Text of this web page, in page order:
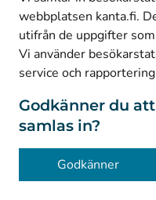
webbplatsen kanta.fi.
utifrån de uppgifter
Vi använder
service och
Godkänner du
samlas in?
Godkänner
© Kanta-Palvelut,
Dataskydd
Om webbplatsen
Tillgänglighet
Kakor